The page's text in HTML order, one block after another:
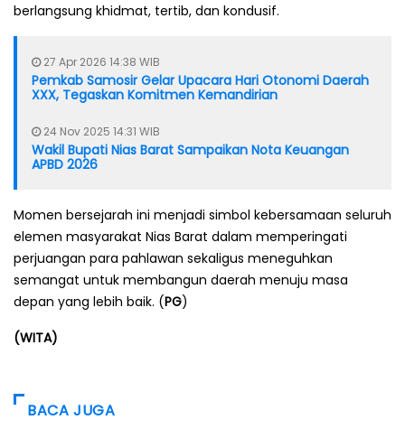
berlangsung khidmat, tertib, dan kondusif.
27 Apr 2026 14:38 WIB
Pemkab Samosir Gelar Upacara Hari Otonomi Daerah
XXX, Tegaskan Komitmen Kemandirian
24 Nov 2025 14:31 WIB
Wakil Bupati Nias Barat Sampaikan Nota Keuangan
APBD 2026
Momen bersejarah ini menjadi simbol kebersamaan seluruh
elemen masyarakat Nias Barat dalam memperingati
perjuangan para pahlawan sekaligus meneguhkan
semangat untuk membangun daerah menuju masa
depan yang lebih baik. (PG)
(WITA)
BACA JUGA